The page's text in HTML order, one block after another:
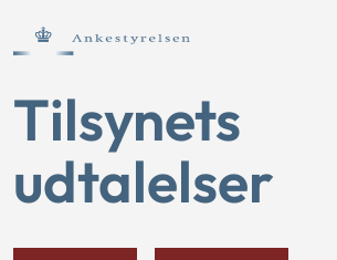
Tilsynets
udtalelser